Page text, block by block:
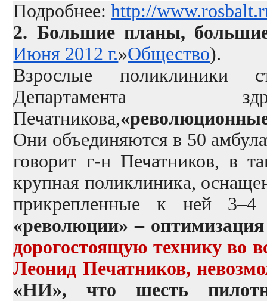
Подробнее:http://
2. Большие планы,
Июня 2012 г.»Общество).
Взрослые поликлиники
Департамента
Печатникова,
Они объединяются в 50
говорит г-н Печатников, в
крупная поликлиника,
прикрепленные к ней 3–4
«революции» –
дорогостоящую технику во
Леонид Печатников,
«НИ», что шесть